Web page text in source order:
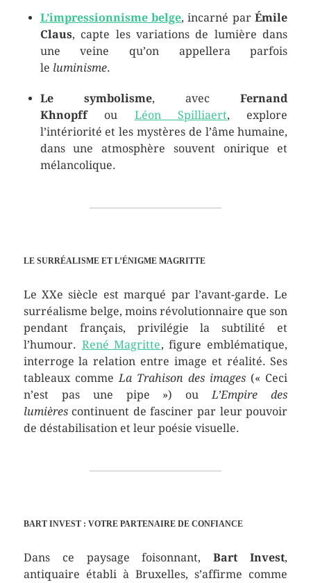
L’impressionnisme belge, incarné parÉmile
Claus, capte les variations de lumière dans
une veine qu’on appellera parfois
le luminisme.
Le symbolisme, avecFernand
Khnopffou Léon Spilliaert, explore
l’intériorité et les mystères de l’âme humaine,
dans une atmosphère souvent onirique et
mélancolique.
LE SURRÉALISME ET L’ÉNIGME MAGRITTE
Le XXe siècle est marqué par l’avant-garde. Le
surréalisme belge, moins révolutionnaire que son
pendant français, privilégie la subtilité et
l’humour. René Magritte, figure emblématique,
interroge la relation entre image et réalité. Ses
tableaux commeLa Trahison des images (« Ceci
n’est pas une pipe ») ouL’Empire des
lumièrescontinuent de fasciner par leur pouvoir
de déstabilisation et leur poésie visuelle.
BART INVEST : VOTRE PARTENAIRE DE CONFIANCE
Dans ce paysage foisonnant,Bart Invest,
antiquaire établi à Bruxelles, s’affirme comme